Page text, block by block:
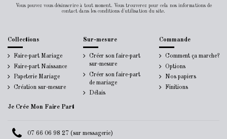
Vous pouvez vous désinscrire à tout moment. Vous trouverez pour cela nos informations de
contact dans les conditions d'utilisation du site.
Collections
Faire-part Mariage
Faire-part Naissance
Papeterie Mariage
Création sur-mesure
Sur-mesure
Créer son faire-part
sur-mesure
Créer son faire-part
de mariage
Délais
Commande
Comment ça marche?
Options
Nos papiers
Finitions
Je Crée Mon Faire Part
07 66 06 98 27 (sur messagerie)